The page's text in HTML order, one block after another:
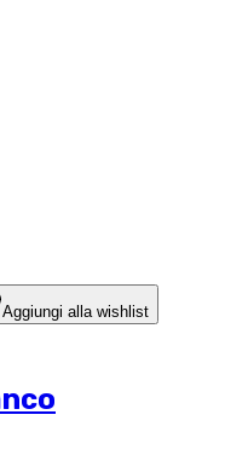
Aggiungi alla wishlist